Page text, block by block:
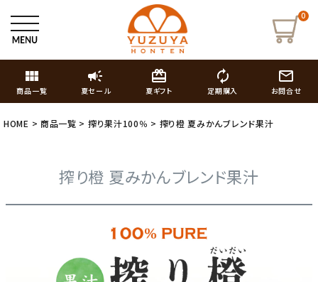
0
view_module
商品一覧
campaign
夏セール
card_giftcard
夏ギフト
autorenew
定期購入
mail_outline
お問合せ
HOME 商品一覧 搾り果汁100％ 搾り橙 夏みかんブレンド果汁
搾り橙 夏みかんブレンド果汁